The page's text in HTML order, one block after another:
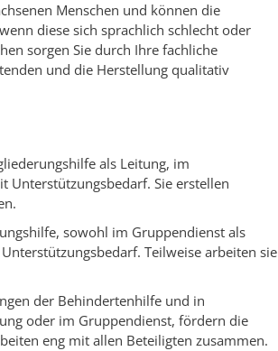
Menschen und können die
diese sich sprachlich schlecht oder
sorgen Sie durch Ihre fachliche
und die Herstellung qualitativ
als Leitung, im
Unterstützungsbedarf. Sie erstellen
sowohl im Gruppendienst als
Teilweise arbeiten sie
der Behindertenhilfe und in
oder im Gruppendienst, fördern die
eng mit allen Beteiligten zusammen.